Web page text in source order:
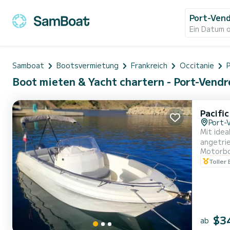
Port-
Ein Datum
Samboat Bootsvermietung Frankreich Occitanie
Boot mieten & Yacht chartern - Port-
Port-
Mit
Toller
ab